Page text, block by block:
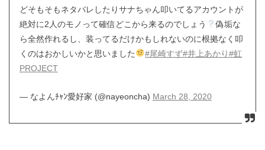
どそもそもネタバレしたりサナちゃん叩いてるアカウントが
絶対に2人のモノって確信どこから来るのでしょう
偽垢な
ら全然作れるし、装ってるだけかもしれないのに根拠なく叩
くのはおかしいかと思いました
#尾崎すず#井上あかり#虹
PROJECT
— なよんﾁｬﾝ愛好家 (@nayeoncha) March 28, 2020